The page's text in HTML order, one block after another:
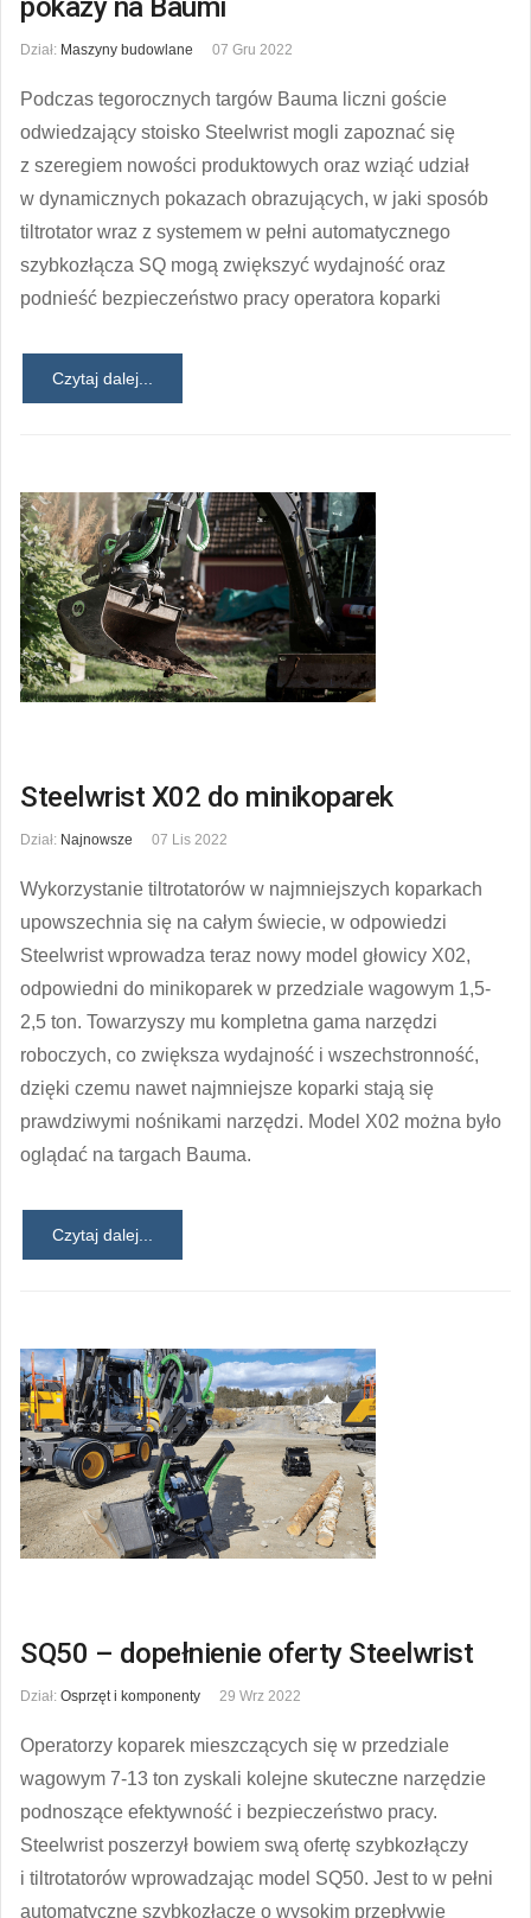
Dział: Maszyny budowlane 07 Gru 2022
Podczas tegorocznych targów Bauma liczni goście
odwiedzający stoisko Steelwrist mogli zapoznać się
z szeregiem nowości produktowych oraz wziąć udział
w dynamicznych pokazach obrazujących, w jaki sposób
tiltrotator wraz z systemem w pełni automatycznego
szybkozłącza SQ mogą zwiększyć wydajność oraz
podnieść bezpieczeństwo pracy operatora koparki
Czytaj dalej...
Steelwrist X02 do minikoparek
Dział: Najnowsze 07 Lis 2022
Wykorzystanie tiltrotatorów w najmniejszych koparkach
upowszechnia się na całym świecie, w odpowiedzi
Steelwrist wprowadza teraz nowy model głowicy X02,
odpowiedni do minikoparek w przedziale wagowym 1,5-
2,5 ton. Towarzyszy mu kompletna gama narzędzi
roboczych, co zwiększa wydajność i wszechstronność,
dzięki czemu nawet najmniejsze koparki stają się
prawdziwymi nośnikami narzędzi. Model X02 można było
oglądać na targach Bauma.
Czytaj dalej...
SQ50 – dopełnienie oferty Steelwrist
Dział: Osprzęt i komponenty 29 Wrz 2022
Operatorzy koparek mieszczących się w przedziale
wagowym 7-13 ton zyskali kolejne skuteczne narzędzie
podnoszące efektywność i bezpieczeństwo pracy.
Steelwrist poszerzył bowiem swą ofertę szybkozłączy
i tiltrotatorów wprowadzając model SQ50. Jest to w pełni
automatyczne szybkozłącze o wysokim przepływie